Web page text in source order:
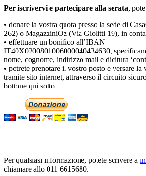
Per iscrivervi e partecipare alla serata,
• donare la vostra quota presso la sede di
262) o MagazziniOz (Via Giolitti 19), in
• effettuare un bonifico all’IBAN
IT40X0200801006000040434630,
nome, cognome, indirizzo mail e dicitura
• potrete prenotare il vostro posto e versare la
tramite sito internet, attraverso il circuito
bottone qui sotto.
Per qualsiasi informazione, potete scrivere a
chiamare allo 011 6615680.